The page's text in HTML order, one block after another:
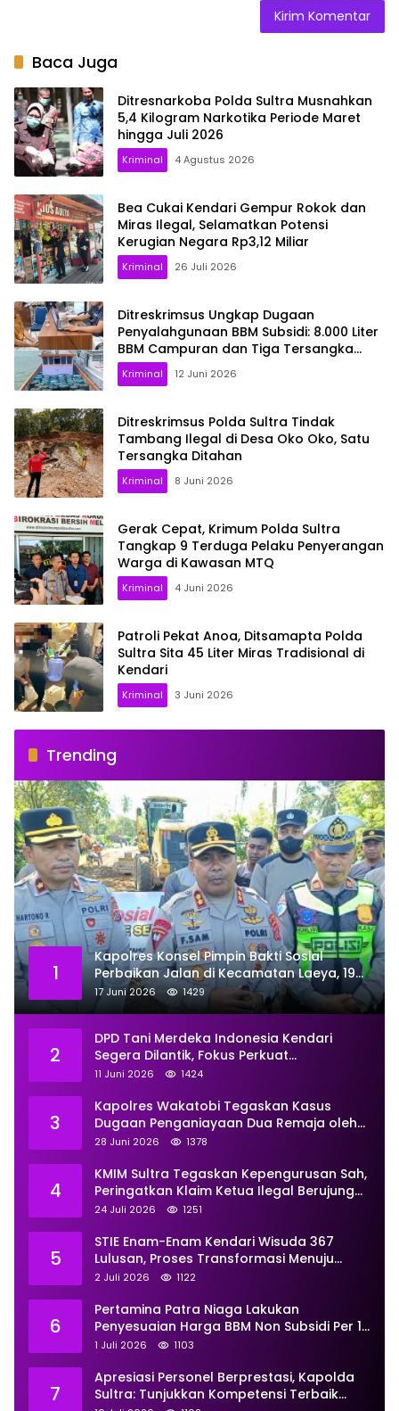
Baca Juga
Ditresnarkoba Polda Sultra Musnahkan
5,4 Kilogram Narkotika Periode Maret
hingga Juli 2026
Kriminal 4 Agustus 2026
Bea Cukai Kendari Gempur Rokok dan
Miras Ilegal, Selamatkan Potensi
Kerugian Negara Rp3,12 Miliar
Kriminal 26 Juli 2026
Ditreskrimsus Ungkap Dugaan
Penyalahgunaan BBM Subsidi: 8.000 Liter
BBM Campuran dan Tiga Tersangka
Berhasil Diamankan
Kriminal 12 Juni 2026
Ditreskrimsus Polda Sultra Tindak
Tambang Ilegal di Desa Oko Oko, Satu
Tersangka Ditahan
Kriminal 8 Juni 2026
Gerak Cepat, Krimum Polda Sultra
Tangkap 9 Terduga Pelaku Penyerangan
Warga di Kawasan MTQ
Kriminal 4 Juni 2026
Patroli Pekat Anoa, Ditsamapta Polda
Sultra Sita 45 Liter Miras Tradisional di
Kendari
Kriminal 3 Juni 2026
Trending
1
Kapolres Konsel Pimpin Bakti Sosial
Perbaikan Jalan di Kecamatan Laeya, 19
Titik Rusak Siap Ditambal
17 Juni 2026 1429
2
DPD Tani Merdeka Indonesia Kendari
Segera Dilantik, Fokus Perkuat
Pemberdayaan
11 Juni 2026 1424
3
Kapolres Wakatobi Tegaskan Kasus
Dugaan Penganiayaan Dua Remaja oleh
Dua Anggota Ditangani Secara
28 Juni 2026 1378
4
KMIM Sultra Tegaskan Kepengurusan Sah,
Peringatkan Klaim Ketua Ilegal Berujung
Proses Hukum
24 Juli 2026 1251
5
STIE Enam-Enam Kendari Wisuda 367
Lulusan, Proses Transformasi Menuju
Universitas Resmi Diterima
2 Juli 2026 1122
6
Pertamina Patra Niaga Lakukan
Penyesuaian Harga BBM Non Subsidi Per 1
Juli 2026, Berikut Rinciannya
1 Juli 2026 1103
7
Apresiasi Personel Berprestasi, Kapolda
Sultra: Tunjukkan Kompetensi Terbaik